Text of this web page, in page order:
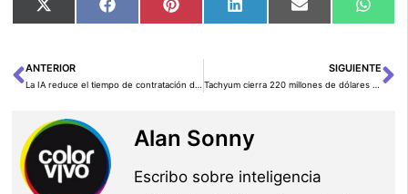
Compartir
en
X
Compartir
en
FacebookCompartir
en
PinterestCompartir
en
LinkedInCompartir
en
Email
en
Ant
ANTERIOR
La IA reduce el tiempo de contratación de empleados en un 70% durante las campañas de Black Friday y Navidad
SIGUIENTE
Tachyum cierra 220 millones de dólares en Serie C y anuncia un pedido de 500 millones para Prodigy: la gran apuesta del “procesador universal” para la era de la IA
Alan Sonny
Escribo sobre inteligencia